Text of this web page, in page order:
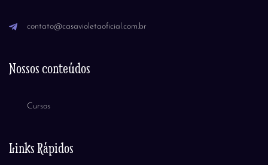
contato@casavioletaoficial.com.br
Nossos conteúdos
Cursos
Links Rápidos